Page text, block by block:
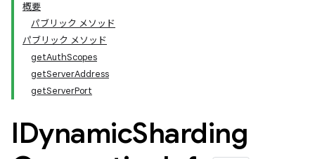
概要
パブリック メソッド
パブリック メソッド
getAuthScopes
getServerAddress
getServerPort
IDynamicSharding